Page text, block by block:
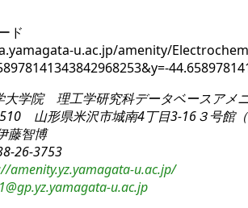
u.ac.jp/amenity/
大学院 理工学研究科データベースアメ
山形県米沢市城南4丁目3-16３号館
藤智博
26-3753
amenity.yz.yamagata-u.ac.jp/
@gp.yz.yamagata-u.ac.jp